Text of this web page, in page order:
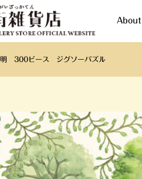
About
明 300ピース ジグソーパズル